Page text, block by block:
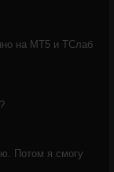
на МТ5 и ТСлаб
Потом я смогу